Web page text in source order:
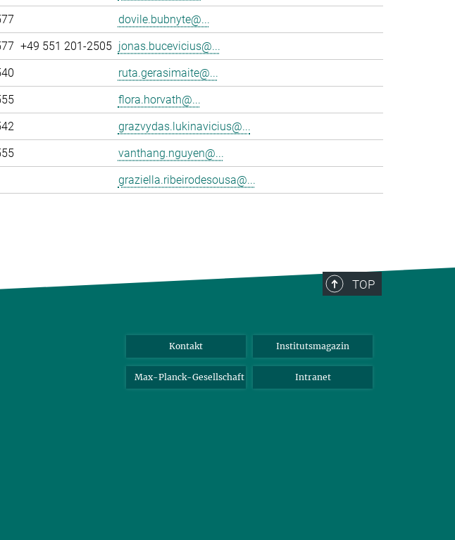
dovile.bubnyte@...
+49 551 201-2505 jonas.bucevicius@...
ruta.gerasimaite@...
flora.horvath@...
grazvydas.lukinavicius@...
vanthang.nguyen@...
graziella.ribeirodesousa@...
TOP
Kontakt Institutsmagazin
Max-Planck-Gesellschaft Intranet